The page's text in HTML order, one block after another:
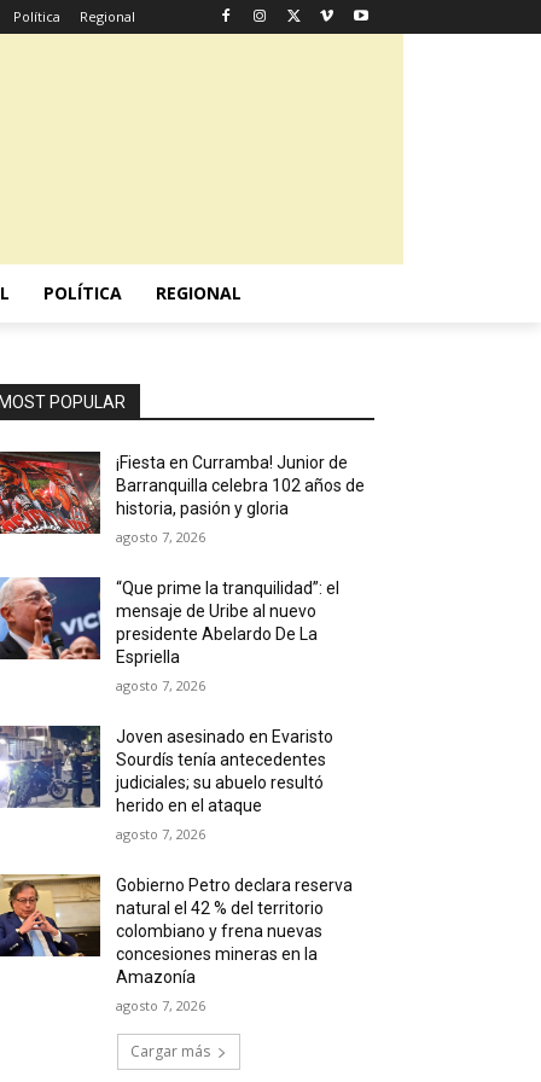
Política Regional
POLÍTICA REGIONAL
MOST POPULAR
¡Fiesta en Curramba! Junior de
Barranquilla celebra 102 años de
historia, pasión y gloria
agosto 7, 2026
“Que prime la tranquilidad”: el
mensaje de Uribe al nuevo
presidente Abelardo De La
Espriella
agosto 7, 2026
Joven asesinado en Evaristo
Sourdís tenía antecedentes
judiciales; su abuelo resultó
herido en el ataque
agosto 7, 2026
Gobierno Petro declara reserva
natural el 42 % del territorio
colombiano y frena nuevas
concesiones mineras en la
Amazonía
agosto 7, 2026
Cargar más